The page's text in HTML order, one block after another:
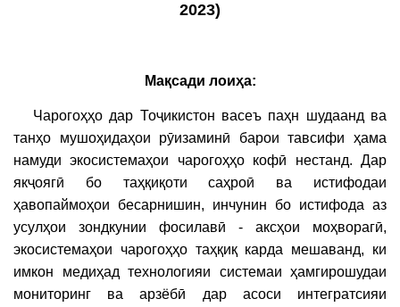
2023)
Мақсади лоиҳа:
Чарогоҳҳо дар Тоҷикистон васеъ паҳн шудаанд ва
танҳо мушоҳидаҳои рӯизаминӣ барои тавсифи ҳама
намуди экосистемаҳои чарогоҳҳо кофӣ нестанд. Дар
якҷоягӣ бо таҳқиқоти саҳроӣ ва истифодаи
ҳавопаймоҳои бесарнишин, инчунин бо истифода аз
усулҳои зондкунии фосилавӣ - аксҳои моҳворагӣ,
экосистемаҳои чарогоҳҳо таҳқиқ карда мешаванд, ки
имкон медиҳад технологияи системаи ҳамгирошудаи
мониторинг ва арзёбӣ дар асоси интегратсияи